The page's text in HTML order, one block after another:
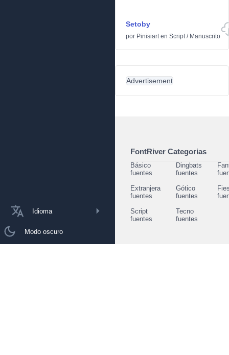
Idioma
Modo oscuro
Setoby
por Pinisiarten Script/ Manuscrito
Advertisement
FontRiver Categorias
Básico
fuentes
Dingbats
fuentes
Extranjera
fuentes
Gótico
fuentes
Script
fuentes
Tecno
fuentes